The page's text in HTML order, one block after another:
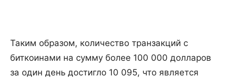
Таким образом, количество транзакций с
биткоинами на сумму более 100 000 долларов
за один день достигло 10 095, что является